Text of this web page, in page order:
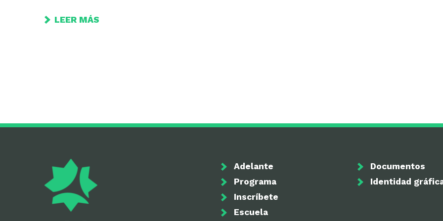
LEER MÁS
Adelante
Programa
Inscríbete
Escuela
Documentos
Identidad